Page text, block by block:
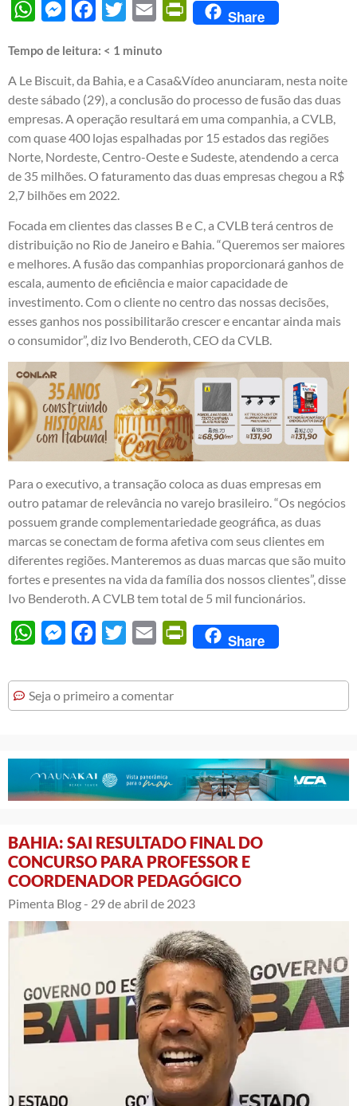
WhatsAppMessengerFacebook
Twitter Email PrintFriendly
Share
Tempo de leitura: < 1 minuto
A Le Biscuit, da Bahia, e a Casa&Vídeo anunciaram, nesta noite
deste sábado (29), a conclusão do processo de fusão das duas
empresas. A operação resultará em uma companhia, a CVLB,
com quase 400 lojas espalhadas por 15 estados das regiões
Norte, Nordeste, Centro-Oeste e Sudeste, atendendo a cerca
de 35 milhões. O faturamento das duas empresas chegou a R$
2,7 bilhões em 2022.
Focada em clientes das classes B e C, a CVLB terá centros de
distribuição no Rio de Janeiro e Bahia. “Queremos ser maiores
e melhores. A fusão das companhias proporcionará ganhos de
escala, aumento de eficiência e maior capacidade de
investimento. Com o cliente no centro das nossas decisões,
esses ganhos nos possibilitarão crescer e encantar ainda mais
o consumidor”, diz Ivo Benderoth, CEO da CVLB.
Para o executivo, a transação coloca as duas empresas em
outro patamar de relevância no varejo brasileiro. “Os negócios
possuem grande complementariedade geográfica, as duas
marcas se conectam de forma afetiva com seus clientes em
diferentes regiões. Manteremos as duas marcas que são muito
fortes e presentes na vida da família dos nossos clientes”, disse
Ivo Benderoth. A CVLB tem total de 5 mil funcionários.
WhatsAppMessengerFacebook
Twitter Email PrintFriendly
Share
Seja o primeiro a comentar
BAHIA: SAI RESULTADO FINAL DO
CONCURSO PARA PROFESSOR E
COORDENADOR PEDAGÓGICO
Pimenta Blog - 29 de abril de 2023